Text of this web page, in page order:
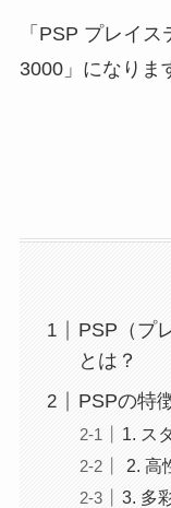
「 PSP プレイス
3000」になりま
PSP（プ
とは？
PSPの特
1. ス
2. 高
3. 多